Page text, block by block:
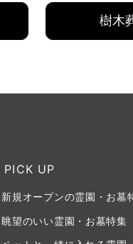
樹木
PICK UP
新規オープンの霊園・お墓
眺望のいい霊園・お墓特集